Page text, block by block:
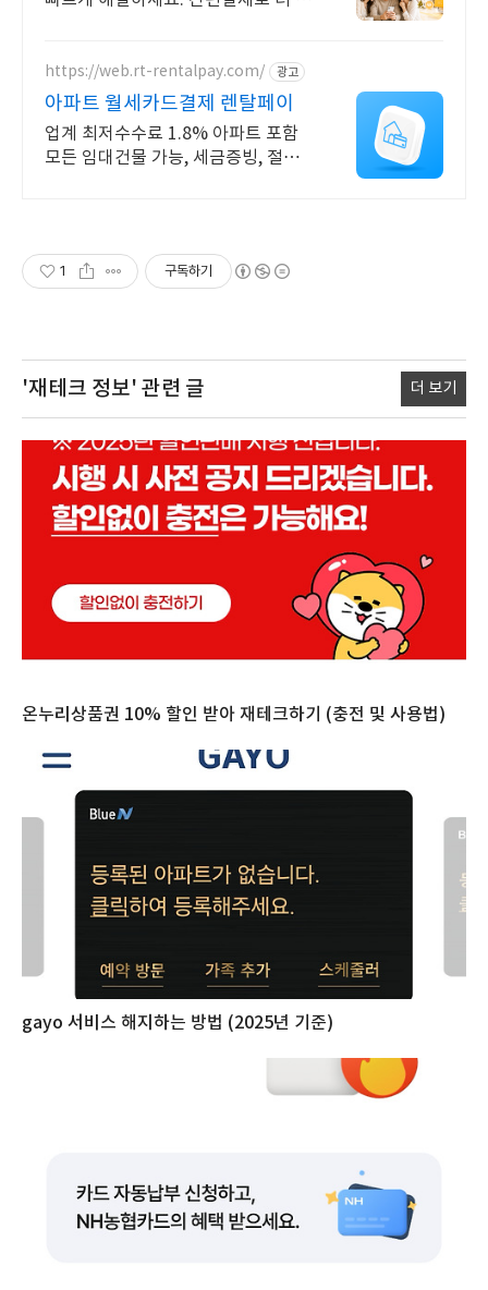
https://web.rt-rentalpay.com/ 광고
아파트 월세카드결제 렌탈페이
업계 최저수수료 1.8% 아파트 포함
모든 임대건물 가능, 세금증빙, 절세
1 구독하기
'재테크 정보' 관련 글 더 보기
온누리상품권 10% 할인 받아 재테크하기 (충전 및 사용법)
gayo 서비스 해지하는 방법 (2025년 기준)